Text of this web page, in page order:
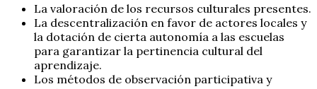
La valoración de los recursos culturales presentes.
La descentralización en favor de actores locales y
la dotación de cierta autonomía a las escuelas
para garantizar la pertinencia cultural del
aprendizaje.
Los métodos de observación participativa y